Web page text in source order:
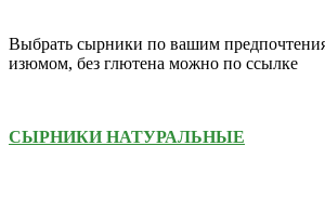
Выбрать сырники по вашим
изюмом, без глютена можно по ссылке
СЫРНИКИ НАТУРАЛЬНЫЕ